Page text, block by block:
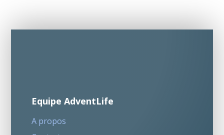
Equipe AdventLife
A propos